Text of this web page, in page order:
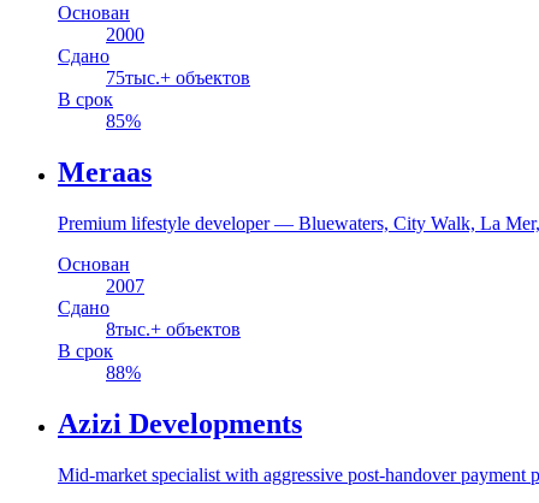
Основан
2000
Сдано
75тыс.+ объектов
В срок
85%
Meraas
Premium lifestyle developer — Bluewaters, City Walk, La
Основан
2007
Сдано
8тыс.+ объектов
В срок
88%
Azizi Developments
Mid-market specialist with aggressive post-handover payment